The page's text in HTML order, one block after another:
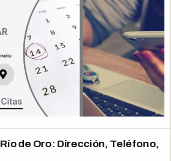
de Oro: Dirección, Teléfono,